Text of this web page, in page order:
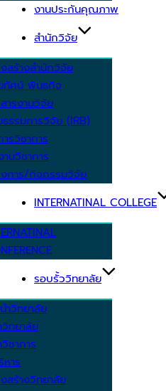
งานประกันคุณภาพ
สำนักวิจัย
สร้างสำนักวิจัย
ทัศน์ พันธกิจ
ารงานวิจัย
รรมการวิจัย (IRB)
รวิชาการ
นวิชาการ
งการ/กิจกรรมวิจัย
INTERNATINAL COLLEGE
รอบรั้ววิทยาลัย
ำวิทยาลัย
ทยาลัย
ชาการ
าร
สร้างวิทยาลัย